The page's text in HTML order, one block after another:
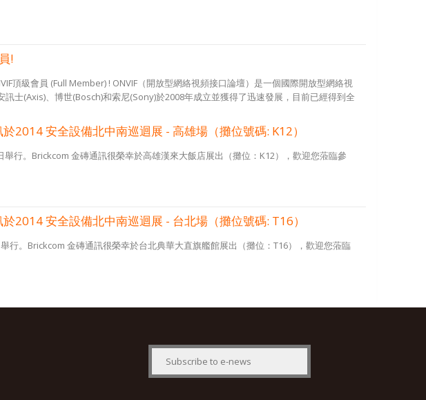
!
頂級會員 (Full Member) ! ONVIF（開放型網絡視頻接口論壇）是一個國際開放型網絡視
士(Axis)、博世(Bosch)和索尼(Sony)於2008年成立並獲得了迅速發展，目前已經得到全
2014 安全設備北中南巡迴展 - 高雄場（攤位號碼: K12）
舉行。Brickcom 金磚通訊很榮幸於高雄漢來大飯店展出（攤位：K12），歡迎您蒞臨參
2014 安全設備北中南巡迴展 - 台北場（攤位號碼: T16）
行。Brickcom 金磚通訊很榮幸於台北典華大直旗艦館展出（攤位：T16），歡迎您蒞臨